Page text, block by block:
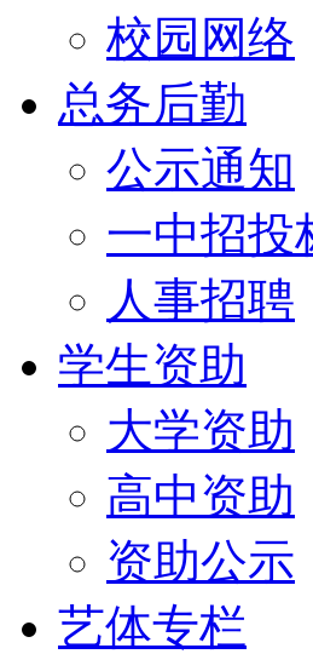
校园网络
总务后勤
公示通知
一中招投
人事招聘
学生资助
大学资助
高中资助
资助公示
艺体专栏